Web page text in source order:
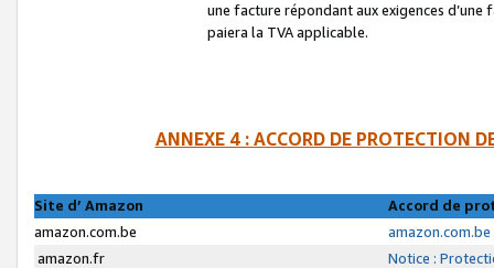
une facture répondant aux exigences
paiera la TVA applicable.
ANNEXE 4 : ACCORD DE PROTECTION
Site d’ Amazon
Accord de
amazon.com.be
amazon.fr
Notice :